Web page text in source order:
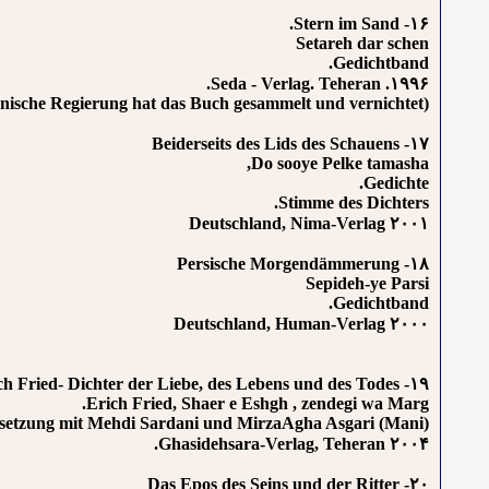
۱۶- Stern im Sand.
Setareh dar schen
Gedichtband.
۱۹۹۶. Seda - Verlag. Teheran.
(Die iranische Regierung hat das Buch gesammelt und vernichtet!)
۱۷- Beiderseits des Lids des Schauens
Do sooye Pelke tamasha,
Gedichte.
Stimme des Dichters.
۲۰۰۱ Deutschland, Nima-Verlag
۱۸- Persische Morgendämmerung
Sepideh-ye Parsi
Gedichtband.
۲۰۰۰ Deutschland, Human-Verlag
۱۹- Erich Fried- Dichter der Liebe, des Lebens und des Todes
Erich Fried, Shaer e Eshgh , zendegi wa Marg.
mit Mehdi Sardani und MirzaAgha Asgari (Mani)
۲۰۰۴ Ghasidehsara-Verlag, Teheran.
۲۰- Das Epos des Seins und der Ritter